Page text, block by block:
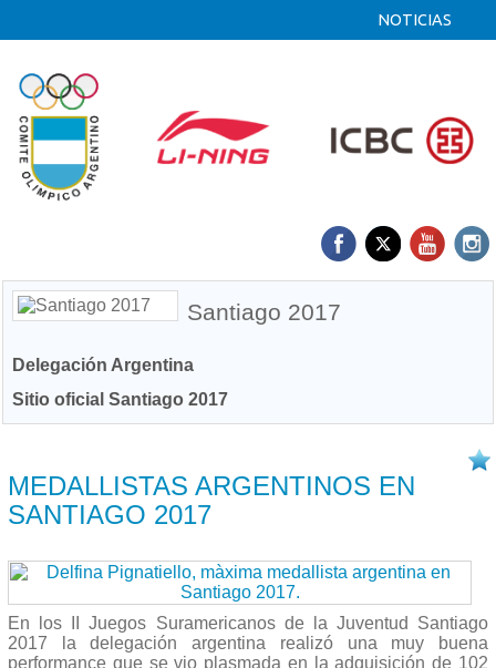
NOTICIAS
Santiago 2017
Delegación Argentina
Sitio oficial Santiago 2017
MEDALLISTAS ARGENTINOS EN
SANTIAGO 2017
En los II Juegos Suramericanos de la Juventud Santiago
2017 la delegación argentina realizó una muy buena
performance que se vio plasmada en la adquisición de 102